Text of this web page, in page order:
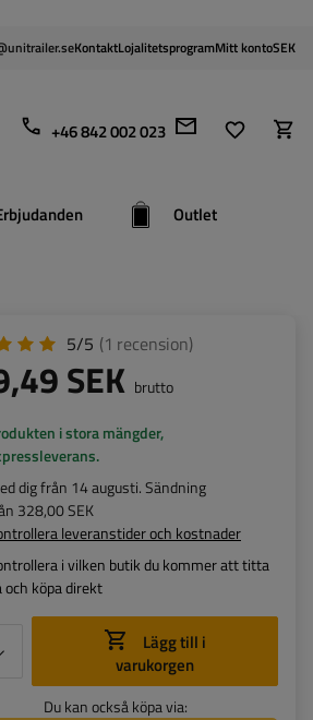
KontaktLojalitetsprogramMitt kontoSEK
+46 842 002 023
Outlet
5/5 (1 recension)
SEK brutto
i stora mängder,
dig från 14 augusti. Sändning
328,00 SEK
leveranstider och kostnader
i vilken butik du kommer att titta
och köpa direkt
varukorgen
Du kan också köpa via: